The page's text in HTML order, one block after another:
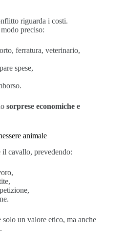
riguarda i costi.
preciso:
ferratura, veterinario,
spese,
sorprese economiche e
animale
il cavallo, prevedendo:
solo un valore etico, ma anche
.